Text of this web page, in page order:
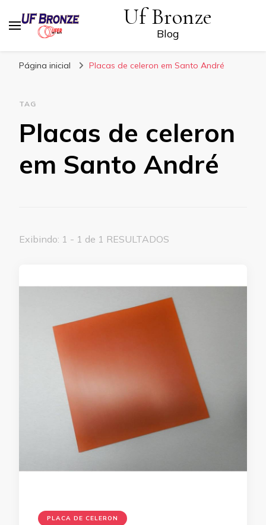
Uf Bronze
Blog
Página inicial Placas de celeron em Santo André
TAG
Placas de celeron
em Santo André
Exibindo: 1 - 1 de 1 RESULTADOS
PLACA DE CELERON